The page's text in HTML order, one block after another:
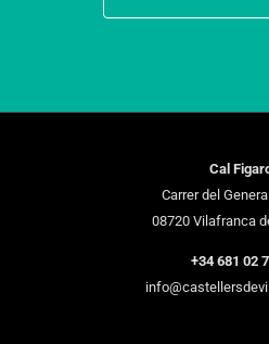
Cal
Carrer del
08720 Vilafranca
+34 681 02